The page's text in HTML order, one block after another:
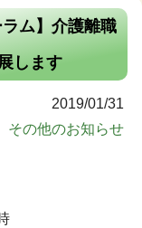
ラム】介護離職
します
2019/01/31
その他のお知らせ